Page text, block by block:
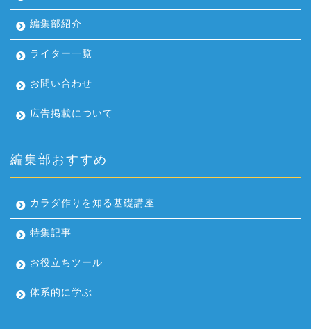
編集部紹介
ライター一覧
お問い合わせ
広告掲載について
編集部おすすめ
カラダ作りを知る基礎講座
特集記事
お役立ちツール
体系的に学ぶ